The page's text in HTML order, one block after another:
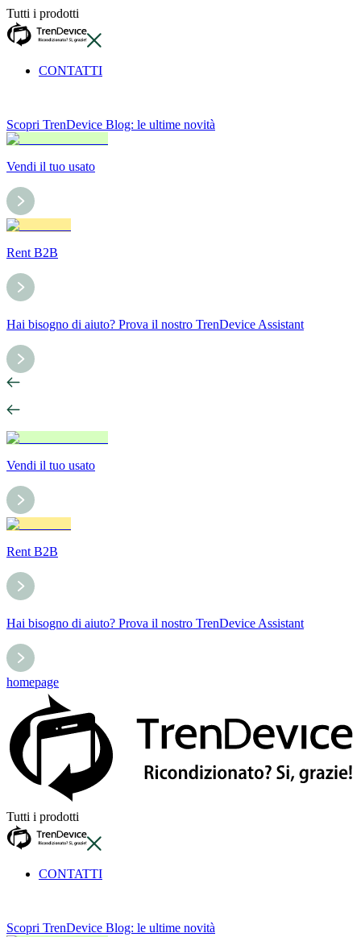
Tutti i prodotti
CONTATTI
Scopri TrenDevice Blog: le ultime novità
Vendi il tuo usato
Rent B2B
Hai bisogno di aiuto? Prova il nostro TrenDevice Assistant
Vendi il tuo usato
Rent B2B
Hai bisogno di aiuto? Prova il nostro TrenDevice Assistant
homepage
Tutti i prodotti
CONTATTI
Scopri TrenDevice Blog: le ultime novità